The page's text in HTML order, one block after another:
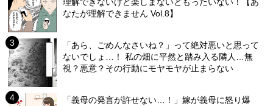
理解できないけど楽しまないともったいない！【あ
なたが理解できません Vol.8】
「あら、ごめんなさいね？」って絶対悪いと思って
ないでしょ…！ 私の畑に平然と踏み入る隣人…無
視？悪意？その行動にモヤモヤが止まらない
「義母の発言が許せない…！」嫁が義母に怒り爆